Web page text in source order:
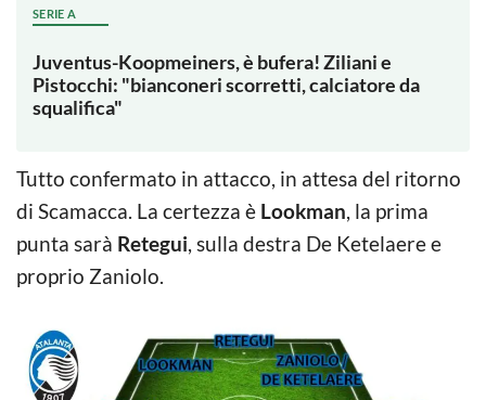
SERIE A
Juventus-Koopmeiners, è bufera! Ziliani e
Pistocchi: "bianconeri scorretti, calciatore da
squalifica"
Tutto confermato in attacco, in attesa del ritorno
di Scamacca. La certezza è Lookman, la prima
punta sarà Retegui, sulla destra De Ketelaere e
proprio Zaniolo.